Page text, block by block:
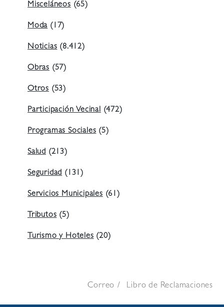
Misceláneos (65)
Moda (17)
Noticias (8.412)
Obras (57)
Otros (53)
Participación Vecinal (472)
Programas Sociales (5)
Salud (213)
Seguridad (131)
Servicios Municipales (61)
Tributos (5)
Turismo y Hoteles (20)
Correo Libro de Reclamaciones